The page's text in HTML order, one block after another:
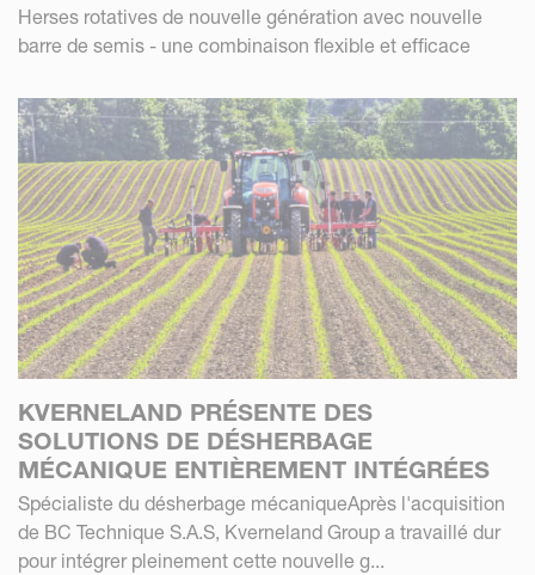
Herses rotatives de nouvelle génération avec nouvelle
barre de semis - une combinaison flexible et efficace
KVERNELAND PRÉSENTE DES
SOLUTIONS DE DÉSHERBAGE
MÉCANIQUE ENTIÈREMENT INTÉGRÉES
Spécialiste du désherbage mécaniqueAprès l'acquisition
de BC Technique S.A.S, Kverneland Group a travaillé dur
pour intégrer pleinement cette nouvelle g...